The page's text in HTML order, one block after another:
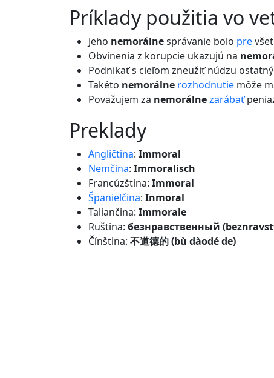
príklady použitia vo
Jeho nemorálnesprávanie bolo pre
Obvinenia z korupcie ukazujú na
Podnikať s cieľom zneužiť núdzu
Takéto nemorálne rozhodnutie môže
Považujem za nemorálnezarábať
preklady
Angličtina: Immoral
Nemčina: Immoralisch
Francúzština: Immoral
Španielčina: Inmoral
Taliančina: Immorale
Ruština: безнравственный
Čínština: 不道德的 (bù dàodé de)